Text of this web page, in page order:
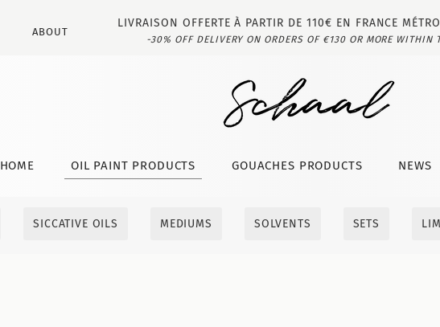
HOME OIL PAINT PRODUCTS GOUACHES PRODUCTS NEWS
ABOUT
LIVRAISON OFFERTE À PARTIR DE 110€ EN FRANCE
-30% OFF DELIVERY ON ORDERS OF €130 OR MORE WITHIN
SICCATIVE OILS MEDIUMS SOLVENTS SETS